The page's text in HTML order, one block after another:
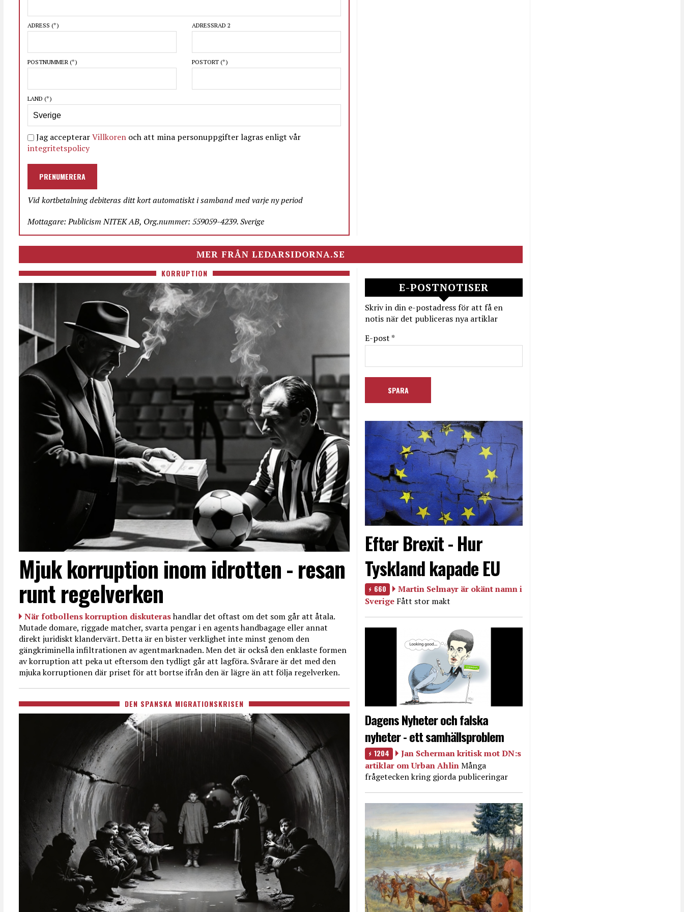
ADRESS (*) ADRESSRAD 2
POSTNUMMER (*) POSTORT (*)
LAND (*)
Jag accepterarVillkoren och att mina personuppgifter lagras enligt vår
integritetspolicy
PRENUMERERA
Vid kortbetalning debiteras ditt kort automatiskt i samband med varje ny period
Mottagare: Publicism NITEK AB, Org.nummer: 559059-4239. Sverige
MER FRÅN LEDARSIDORNA.SE
KORRUPTION
Mjuk korruption inom idrotten - resan
runt regelverken
När fotbollens korruption diskuterashandlar det oftast om det som går att åtala.
Mutade domare, riggade matcher, svarta pengar i en agents handbagage eller annat
direkt juridiskt klandervärt. Detta är en bister verklighet inte minst genom den
gängkriminella infiltrationen av agentmarknaden. Men det är också den enklaste formen
av korruption att peka ut eftersom den tydligt går att lagföra. Svårare är det med den
mjuka korruptionen där priset för att bortse ifrån den är lägre än att följa regelverken.
DEN SPANSKA MIGRATIONSKRISEN
E-POSTNOTISER
Skriv in din e-postadress för att få en
notis när det publiceras nya artiklar
E-post *
Efter Brexit - Hur
Tyskland kapade EU
660
Martin Selmayr är okänt namn i
Sverige Fått stor makt
Dagens Nyheter och falska
nyheter - ett samhällsproblem
1204
Jan Scherman kritisk mot DN:s
artiklar om Urban AhlinMånga
frågetecken kring gjorda publiceringar